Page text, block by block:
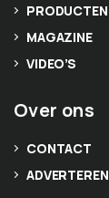
PRODUCTEN
MAGAZINE
VIDEO’S
Over ons
CONTACT
ADVERTEREN